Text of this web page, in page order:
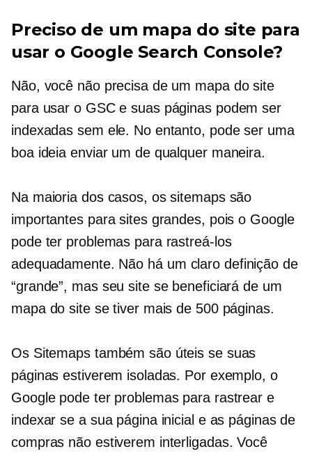
Preciso de um mapa do site para
usar o Google Search Console?
Não, você não precisa de um mapa do site
para usar o GSC e suas páginas podem ser
indexadas sem ele. No entanto, pode ser uma
boa ideia enviar um de qualquer maneira.
Na maioria dos casos, os sitemaps são
importantes para sites grandes, pois o Google
pode ter problemas para rastreá-los
adequadamente. Não há um claro definição de
“grande”, mas seu site se beneficiará de um
mapa do site se tiver mais de 500 páginas.
Os Sitemaps também são úteis se suas
páginas estiverem isoladas. Por exemplo, o
Google pode ter problemas para rastrear e
indexar se a sua página inicial e as páginas de
compras não estiverem interligadas. Você